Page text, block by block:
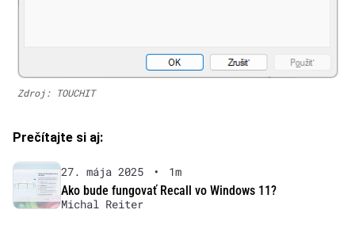
Zdroj: TOUCHIT
Prečítajte si aj:
27. mája 2025 •
1m
Ako bude fungovať Recall vo Windows 11?
Michal Reiter